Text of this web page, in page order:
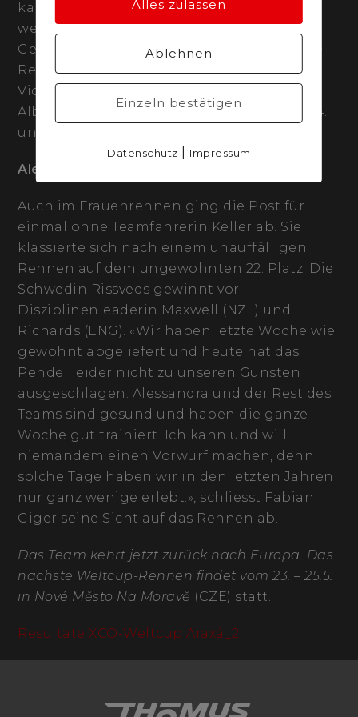
kann stimmt mich sehr positiv für den
weiteren Verlauf der Saison.»
Gewonnen wurde das abwechslungsreiche
Rennen von Christopher Blevins (USA), vor
Vidaurre (CHI) und Boichis (FRA).
Albin kommt als 19. ins Ziel, Flückiger als 24.
und Forster als 34.
Alessandra Keller ohne Rennglück
Auch im Frauenrennen ging die Post für
einmal ohne Teamfahrerin Keller ab. Sie
klassierte sich nach einem unauffälligen
Rennen auf dem ungewohnten 22. Platz. Die
Schwedin Rissveds gewinnt vor
Disziplinenleaderin Maxwell (NZL) und
Richards (ENG). «Wir haben letzte Woche wie
gewohnt abgeliefert und heute hat das
Pendel leider nicht zu unseren Gunsten
ausgeschlagen. Alessandra und der Rest des
Teams sind gesund und haben die ganze
Woche gut trainiert. Ich kann und will
niemandem einen Vorwurf machen, denn
solche Tage haben wir in den letzten Jahren
nur ganz wenige erlebt.», schliesst Fabian
Giger seine Sicht auf das Rennen ab.
Das Team kehrt jetzt zurück nach Europa. Das
nächste Weltcup-Rennen findet vom 23. – 25.5.
in Nové Město Na Moravě (CZE) statt.
Resultate XCO-Weltcup Araxá_2
Alles zulassen
Ablehnen
Einzeln bestätigen
Datenschutz Impressum